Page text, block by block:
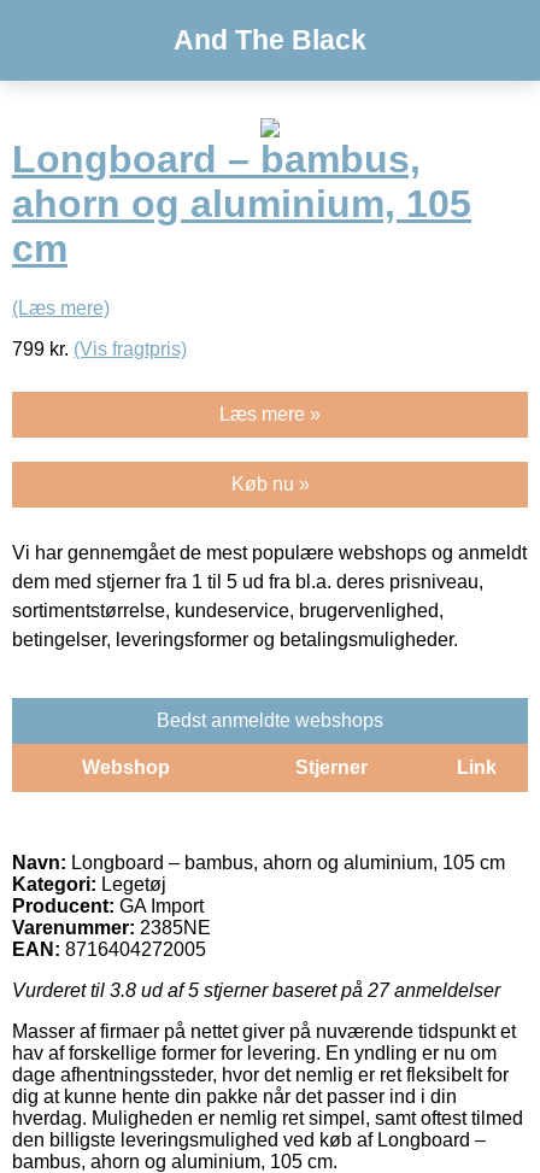
And The Black
Longboard – bambus,
ahorn og aluminium, 105
cm
(Læs mere)
799 kr. (Vis fragtpris)
Læs mere »
Køb nu »
Vi har gennemgået de mest populære webshops og anmeldt
dem med stjerner fra 1 til 5 ud fra bl.a. deres prisniveau,
sortimentstørrelse, kundeservice, brugervenlighed,
betingelser, leveringsformer og betalingsmuligheder.
Bedst anmeldte webshops
Webshop Stjerner Link
Navn: Longboard – bambus, ahorn og aluminium, 105 cm
Kategori: Legetøj
Producent: GA Import
Varenummer: 2385NE
EAN: 8716404272005
Vurderet til 3.8 ud af 5 stjerner baseret på 27anmeldelser
Masser af firmaer på nettet giver på nuværende tidspunkt et
hav af forskellige former for levering. En yndling er nu om
dage afhentningssteder, hvor det nemlig er ret fleksibelt for
dig at kunne hente din pakke når det passer ind i din
hverdag. Muligheden er nemlig ret simpel, samt oftest tilmed
den billigste leveringsmulighed ved køb af Longboard –
bambus, ahorn og aluminium, 105 cm.